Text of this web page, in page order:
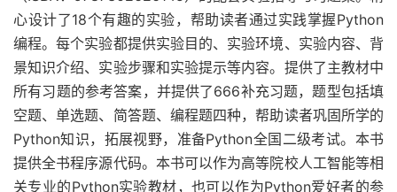
心设计了18个有趣的实验，帮助读者通过实践掌握Python
编程。每个实验都提供实验目的、实验环境、实验内容、背
景知识介绍、实验步骤和实验提示等内容。提供了主教材中
所有习题的参考答案，并提供了666补充习题，题型包括填
空题、单选题、简答题、编程题四种，帮助读者巩固所学的
Python知识，拓展视野，准备Python全国二级考试。本书
提供全书程序源代码。本书可以作为高等院校人工智能等相
关专业的Python实验教材，也可以作为Python爱好者的参